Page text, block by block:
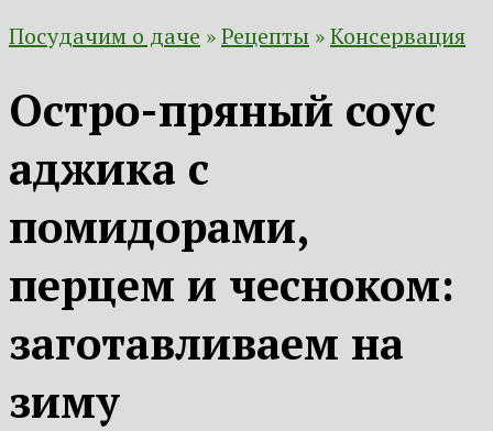
Посудачим о даче »Рецепты »Консервация
Остро-пряный соус
аджика с
помидорами,
перцем и чесноком:
заготавливаем на
зиму